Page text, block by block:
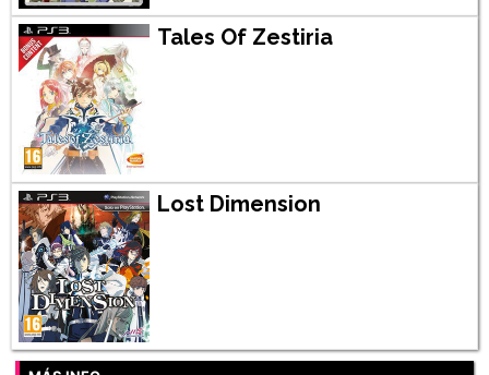
Tales Of Zestiria
Lost Dimension